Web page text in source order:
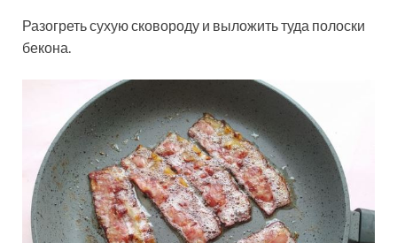
Разогреть сухую сковороду и выложить туда полоски
бекона.